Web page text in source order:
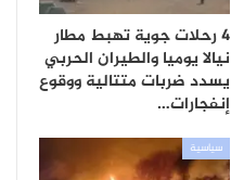
4 رحلات جوية تهبط مطار
نيالا يوميا والطيران الحربي
يسدد ضربات متتالية ووقوع
إنفجارات…
سياسية